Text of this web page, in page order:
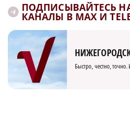
ПОДПИСЫВАЙТЕСЬ
КАНАЛЫ В MAX И
Быстро, честно,